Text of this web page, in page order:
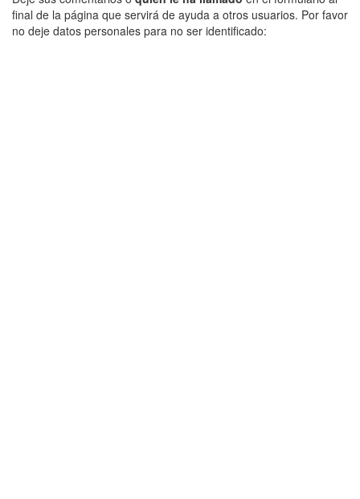
final de la página que servirá de ayuda a otros usuarios. Por favor
no deje datos personales para no ser identificado: